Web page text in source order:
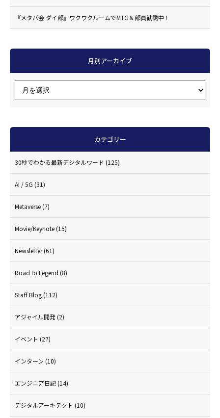
『メタバ会 ダイ部』ワクワクルームでMTG＆部員勧誘中！
月別アーカイブ
カテゴリー
30秒でわかる最新デジタルワード (125)
AI / 5G (31)
Metaverse(7)
Movie/Keynote(15)
Newsletter(61)
Road to Legend (8)
Staff Blog(112)
アジャイル開発(2)
イベント (27)
インターン (10)
エンジニア日記(14)
デジタルアーキテクト (10)